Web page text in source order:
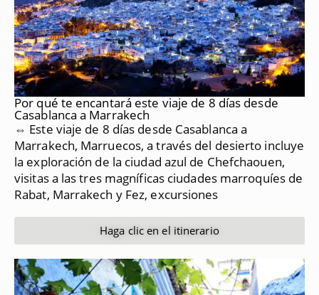
Por qué te encantará este viaje de 8 días desde
Casablanca a Marrakech
⇔ Este viaje de 8 días desde Casablanca a
Marrakech, Marruecos, a través del desierto incluye
la exploración de la ciudad azul de Chefchaouen,
visitas a las tres magníficas ciudades marroquíes de
Rabat, Marrakech y Fez, excursiones
Haga clic en el itinerario